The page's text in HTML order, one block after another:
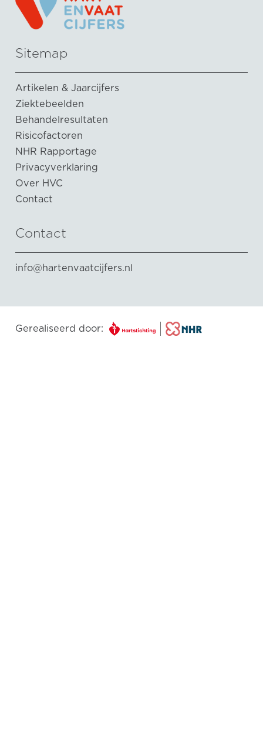
Sitemap
Artikelen & Jaarcijfers
Ziektebeelden
Behandelresultaten
Risicofactoren
NHR Rapportage
Privacyverklaring
Over HVC
Contact
Contact
info@hartenvaatcijfers.nl
Gerealiseerd door: